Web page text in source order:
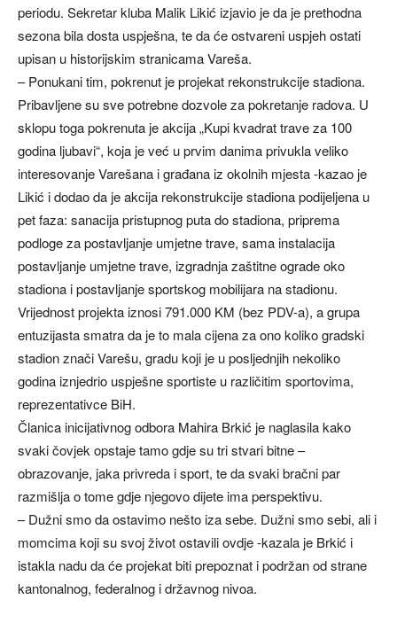
periodu. Sekretar kluba Malik Likić izjavio je da je prethodna
sezona bila dosta uspješna, te da će ostvareni uspjeh ostati
upisan u historijskim stranicama Vareša.
– Ponukani tim, pokrenut je projekat rekonstrukcije stadiona.
Pribavljene su sve potrebne dozvole za pokretanje radova. U
sklopu toga pokrenuta je akcija „Kupi kvadrat trave za 100
godina ljubavi“, koja je već u prvim danima privukla veliko
interesovanje Varešana i građana iz okolnih mjesta -kazao je
Likić i dodao da je akcija rekonstrukcije stadiona podijeljena u
pet faza: sanacija pristupnog puta do stadiona, priprema
podloge za postavljanje umjetne trave, sama instalacija
postavljanje umjetne trave, izgradnja zaštitne ograde oko
stadiona i postavljanje sportskog mobilijara na stadionu.
Vrijednost projekta iznosi 791.000 KM (bez PDV-a), a grupa
entuzijasta smatra da je to mala cijena za ono koliko gradski
stadion znači Varešu, gradu koji je u posljednjih nekoliko
godina iznjedrio uspješne sportiste u različitim sportovima,
reprezentativce BiH.
Članica inicijativnog odbora Mahira Brkić je naglasila kako
svaki čovjek opstaje tamo gdje su tri stvari bitne –
obrazovanje, jaka privreda i sport, te da svaki bračni par
razmišlja o tome gdje njegovo dijete ima perspektivu.
– Dužni smo da ostavimo nešto iza sebe. Dužni smo sebi, ali i
momcima koji su svoj život ostavili ovdje -kazala je Brkić i
istakla nadu da će projekat biti prepoznat i podržan od strane
kantonalnog, federalnog i državnog nivoa.